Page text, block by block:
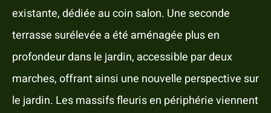
existante, dédiée au coin salon. Une seconde
terrasse surélevée a été aménagée plus en
profondeur dans le jardin, accessible par deux
marches, offrant ainsi une nouvelle perspective sur
le jardin. Les massifs fleuris en périphérie viennent